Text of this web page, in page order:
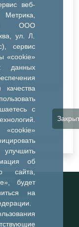
веб-
ООО
ул. Л.
сервис
«cookie»
данных
качества
с
об
сайта,
будет
на
на